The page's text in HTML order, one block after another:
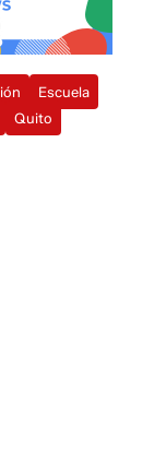
Escuela
Quito